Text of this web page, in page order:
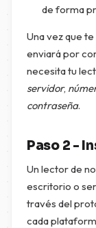
de forma
Una vez que
enviará por
necesita tu
servidor,
contraseña.
Paso 2 -
Un lector de
escritorio o
través del
cada